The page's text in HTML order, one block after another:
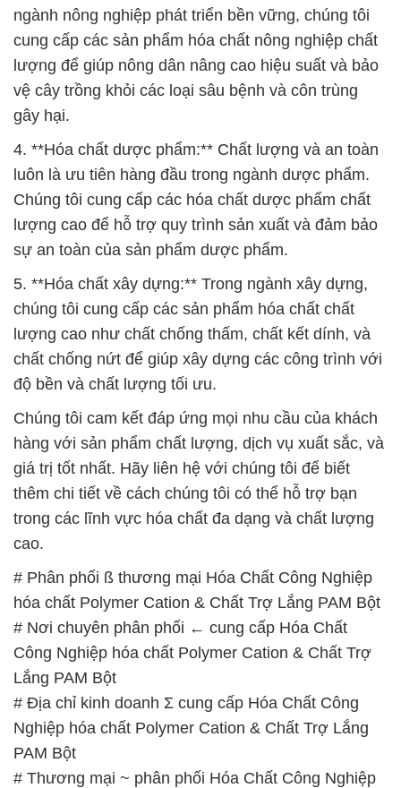
ngành nông nghiệp phát triển bền vững, chúng tôi
cung cấp các sản phẩm hóa chất nông nghiệp chất
lượng để giúp nông dân nâng cao hiệu suất và bảo
vệ cây trồng khỏi các loại sâu bệnh và côn trùng
gây hại.
4. **Hóa chất dược phẩm:** Chất lượng và an toàn
luôn là ưu tiên hàng đầu trong ngành dược phẩm.
Chúng tôi cung cấp các hóa chất dược phẩm chất
lượng cao để hỗ trợ quy trình sản xuất và đảm bảo
sự an toàn của sản phẩm dược phẩm.
5. **Hóa chất xây dựng:** Trong ngành xây dựng,
chúng tôi cung cấp các sản phẩm hóa chất chất
lượng cao như chất chống thấm, chất kết dính, và
chất chống nứt để giúp xây dựng các công trình với
độ bền và chất lượng tối ưu.
Chúng tôi cam kết đáp ứng mọi nhu cầu của khách
hàng với sản phẩm chất lượng, dịch vụ xuất sắc, và
giá trị tốt nhất. Hãy liên hệ với chúng tôi để biết
thêm chi tiết về cách chúng tôi có thể hỗ trợ bạn
trong các lĩnh vực hóa chất đa dạng và chất lượng
cao.
# Phân phối ß thương mại Hóa Chất Công Nghiệp
hóa chất Polymer Cation & Chất Trợ Lắng PAM Bột
# Nơi chuyên phân phối ← cung cấp Hóa Chất
Công Nghiệp hóa chất Polymer Cation & Chất Trợ
Lắng PAM Bột
# Địa chỉ kinh doanh Σ cung cấp Hóa Chất Công
Nghiệp hóa chất Polymer Cation & Chất Trợ Lắng
PAM Bột
# Thương mại ~ phân phối Hóa Chất Công Nghiệp